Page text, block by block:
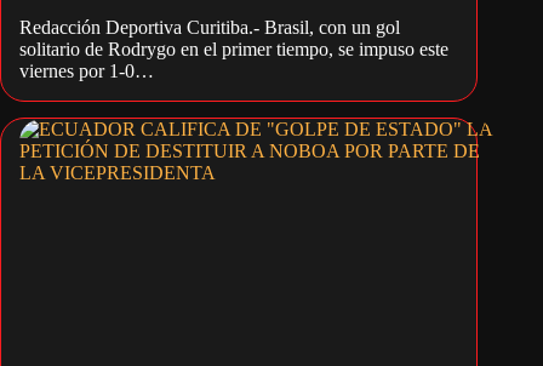
Redacción Deportiva Curitiba.- Brasil, con un gol
solitario de Rodrygo en el primer tiempo, se impuso este
viernes por 1-0…